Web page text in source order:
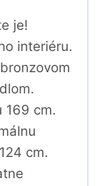
je!
interiéru.
169 cm.
cm.